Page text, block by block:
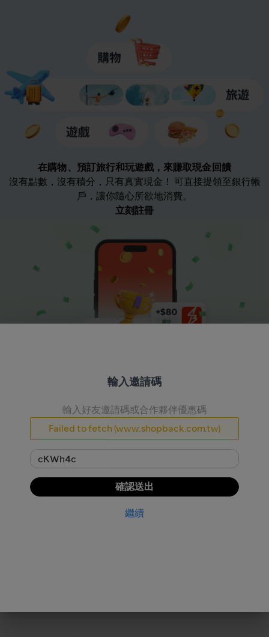
在購物、預訂旅行和玩遊戲，來賺取現金回饋
沒有點數，沒有積分，只有真實現金！ 可直接提領至銀行帳
戶，讓你隨心所欲地消費。
立刻註冊
更多賺取方式, 更多現金回饋享受
免費註冊
如何運作
像平常一樣購物、預訂旅行和玩遊戲
輸入邀請碼
輸入好友邀請碼或合作夥伴優惠碼
Failed to fetch (www.shopback.com.tw)
確認送出
繼續